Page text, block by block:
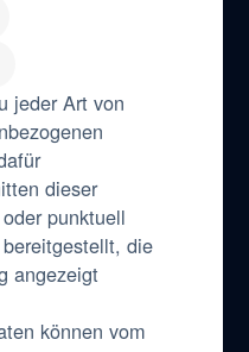
jeder Art von
dieser
punktuell
die
angezeigt
können vom